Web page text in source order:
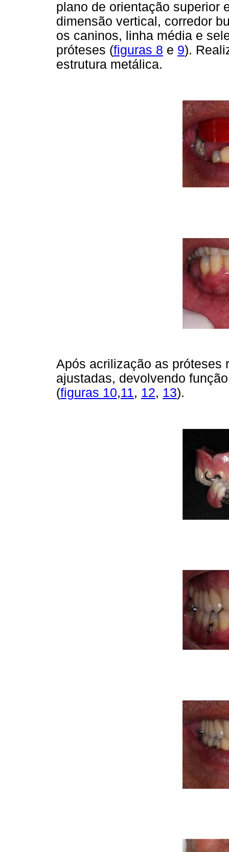
plano de orientação superior
dimensão vertical, corredor
os caninos, linha média e
próteses (figuras 8 e 9).
estrutura metálica.
Após acrilização as próteses
ajustadas, devolvendo
(figuras 10,11, 12, 13).